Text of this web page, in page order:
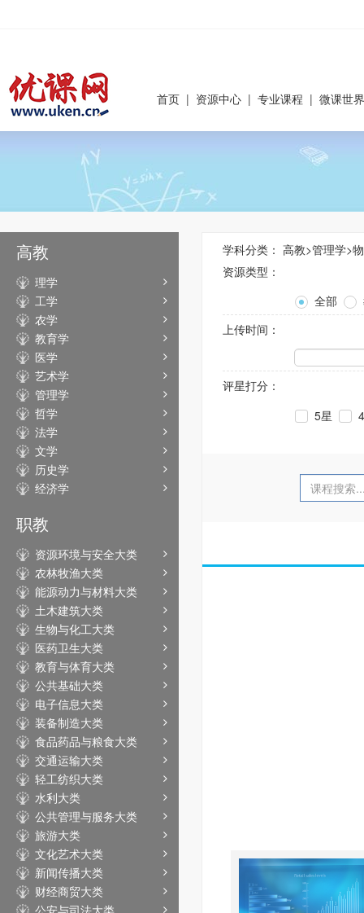
首页 | 资源中心 | 专业课程 | 微课世界
高教
理学
工学
农学
教育学
医学
艺术学
管理学
哲学
法学
文学
历史学
经济学
职教
资源环境与安全大类
农林牧渔大类
能源动力与材料大类
土木建筑大类
生物与化工大类
医药卫生大类
教育与体育大类
公共基础大类
电子信息大类
装备制造大类
食品药品与粮食大类
交通运输大类
轻工纺织大类
水利大类
公共管理与服务大类
旅游大类
文化艺术大类
新闻传播大类
财经商贸大类
公安与司法大类
学科分类： 高教>管理学>
资源类型：
全部
上传时间：
评星打分：
5星